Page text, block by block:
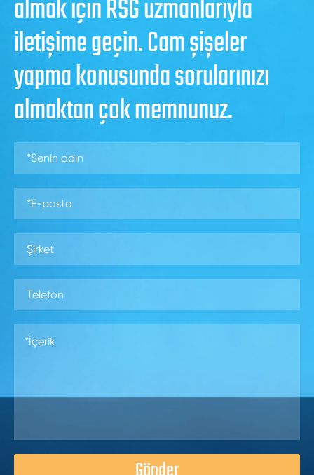
almak için RSG uzmanlarıyla
iletişime geçin. Cam şişeler
yapma konusunda sorularınızı
almaktan çok memnunuz.